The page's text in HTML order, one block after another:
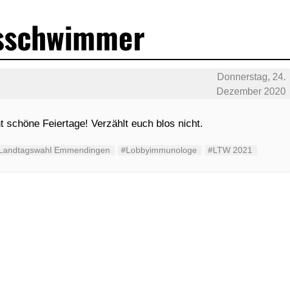
Donnerstag, 24.
Dezember 2020
schöne Feiertage! Verzählt euch blos nicht.
Emmendingen #Lobbyimmunologe
#LTW 2021